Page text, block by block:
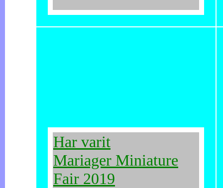
Har varit
Mariager Miniature
Fair 2019